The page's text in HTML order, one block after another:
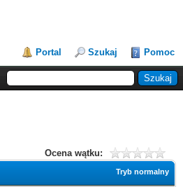
Portal Szukaj Pomoc
Ocena wątku:
Tryb normalny